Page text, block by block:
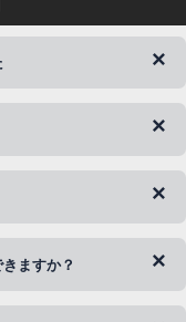
です。
のご連絡やキャンセル
合わない場合は変更、
ア決済・おねだり決
ますか？